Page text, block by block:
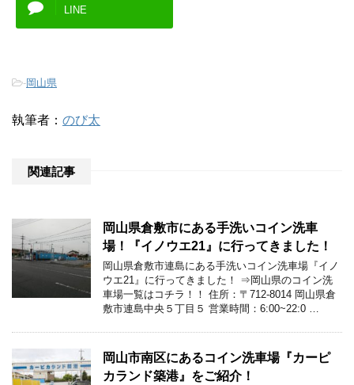
LINE
-岡山県
執筆者： のび太
関連記事
岡山県倉敷市にある手洗いコイン洗車
場！『イノウエ21』に行ってきました！
岡山県倉敷市連島にある手洗いコイン洗車場『イノ
ウエ21』に行ってきました！ ⇒岡山県のコイン洗
車場一覧はコチラ！！ 住所：〒712-8014 岡山県倉
敷市連島中央５丁目５ 営業時間：6:00~22:0 …
岡山市南区にあるコイン洗車場『カーピ
カランド築港』をご紹介！